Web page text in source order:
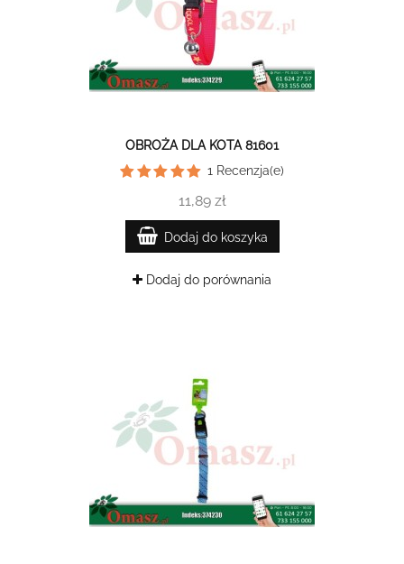
OBROŻA DLA KOTA 81601
1 Recenzja(e)
11,89 zł
Dodaj do koszyka
Dodaj do porównania